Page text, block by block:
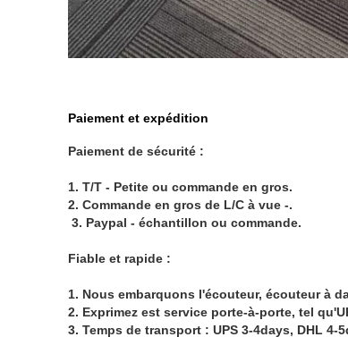
Paiement et expédition
Paiement de sécurité :
1. T/T - Petite ou commande en gros.
2. Commande en gros de L/C à vue -.
3. Paypal - échantillon ou commande.
Fiable et rapide :
1. Nous embarquons l'écouteur, écouteur à
2. Exprimez est service porte-à-porte, tel
3. Temps de transport : UPS 3-4days, DHL 4-